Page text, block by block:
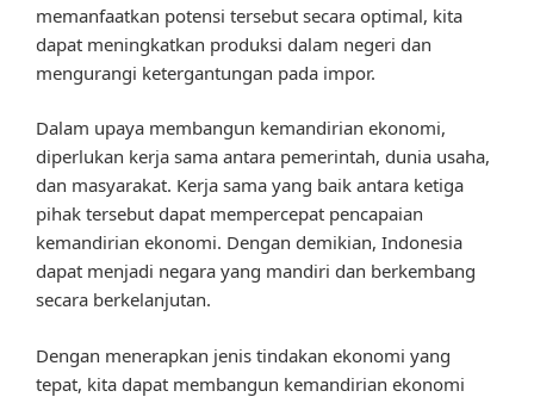
memanfaatkan potensi tersebut secara optimal, kita
dapat meningkatkan produksi dalam negeri dan
mengurangi ketergantungan pada impor.
Dalam upaya membangun kemandirian ekonomi,
diperlukan kerja sama antara pemerintah, dunia usaha,
dan masyarakat. Kerja sama yang baik antara ketiga
pihak tersebut dapat mempercepat pencapaian
kemandirian ekonomi. Dengan demikian, Indonesia
dapat menjadi negara yang mandiri dan berkembang
secara berkelanjutan.
Dengan menerapkan jenis tindakan ekonomi yang
tepat, kita dapat membangun kemandirian ekonomi